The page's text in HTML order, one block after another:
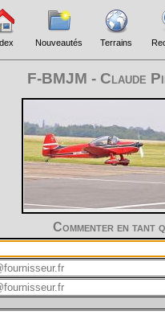
Nouveautés Terrains
F-BMJM - Claude
Commenter en tant